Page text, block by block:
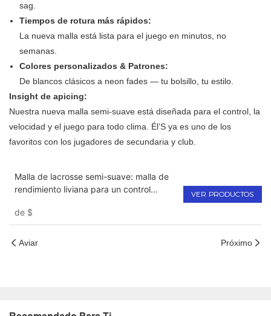
sag.
Tiempos de rotura más rápidos:
La nueva malla está lista para el juego en minutos, no
semanas.
Colores personalizados & Patrones:
De blancos clásicos a neon fades — tu bolsillo, tu estilo.
Insight de apicing:
Nuestra nueva malla semi-suave está diseñada para el control, la
velocidad y el juego para todo clima. Él’S ya es uno de los
favoritos con los jugadores de secundaria y club.
Malla de lacrosse semi-suave: malla de
rendimiento liviana para un control
consistente: ideal para ataque, defensa
del centro del campo &
de $
VER PRODUCTOS
Aviar Próximo